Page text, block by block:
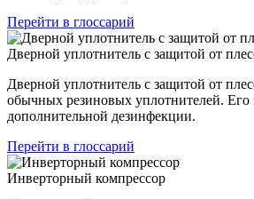
Перейти в глоссарий
Дверной уплотнитель с защитой от
Дверной уплотнитель с защитой от
обычных резиновых уплотнителей.
дополнительной дезинфекции.
Перейти в глоссарий
Инверторный компрессор